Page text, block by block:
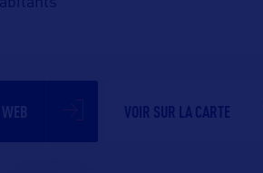
VOIR SUR LA CARTE